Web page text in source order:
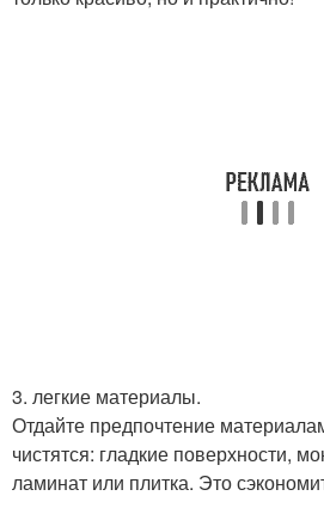
3. легкие материалы.
Отдайте предпочтение
чистятся: гладкие поверхности,
ламинат или плитка. Это